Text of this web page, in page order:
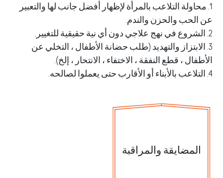
التلاعب بالمرأة لإظهار أفضل جانب لها والتعبير
والحزن والندم.
والتهديد (طلب حضانة الأطفال ، التخلي عن
، قطع النفقة ، الاختفاء ، الانتحار ، إلخ).
والمراقبة